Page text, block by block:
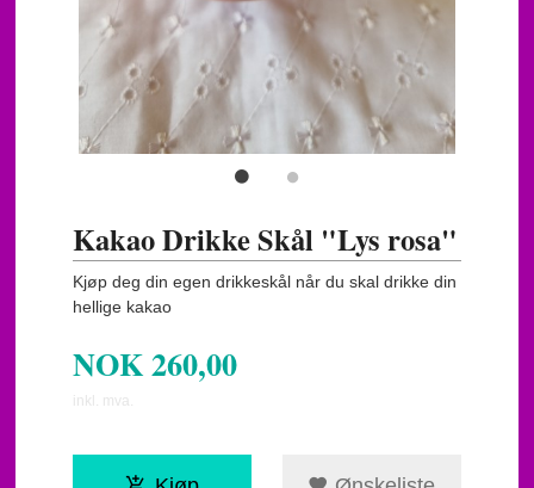
Kakao Drikke Skål "Lys rosa"
Kjøp deg din egen drikkeskål når du skal drikke din
hellige kakao
NOK260,00
inkl. mva.